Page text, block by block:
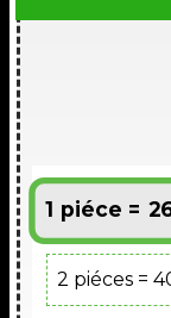
1 piéce =
2 piéces =